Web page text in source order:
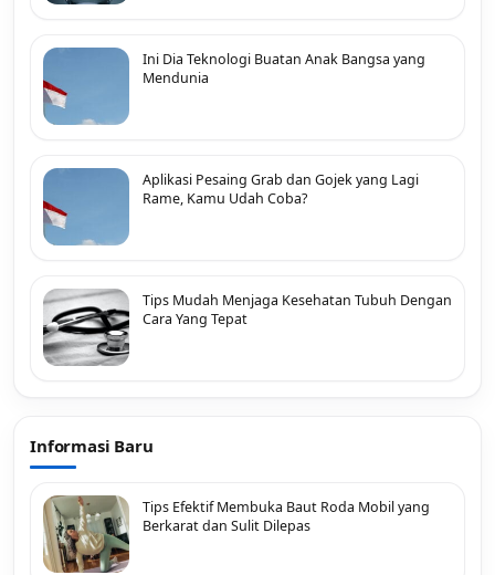
Ini Dia Teknologi Buatan Anak Bangsa yang
Mendunia
Aplikasi Pesaing Grab dan Gojek yang Lagi
Rame, Kamu Udah Coba?
Tips Mudah Menjaga Kesehatan Tubuh Dengan
Cara Yang Tepat
Informasi Baru
Tips Efektif Membuka Baut Roda Mobil yang
Berkarat dan Sulit Dilepas